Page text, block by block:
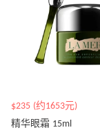
$235 (约1653元)
精华眼霜 15ml